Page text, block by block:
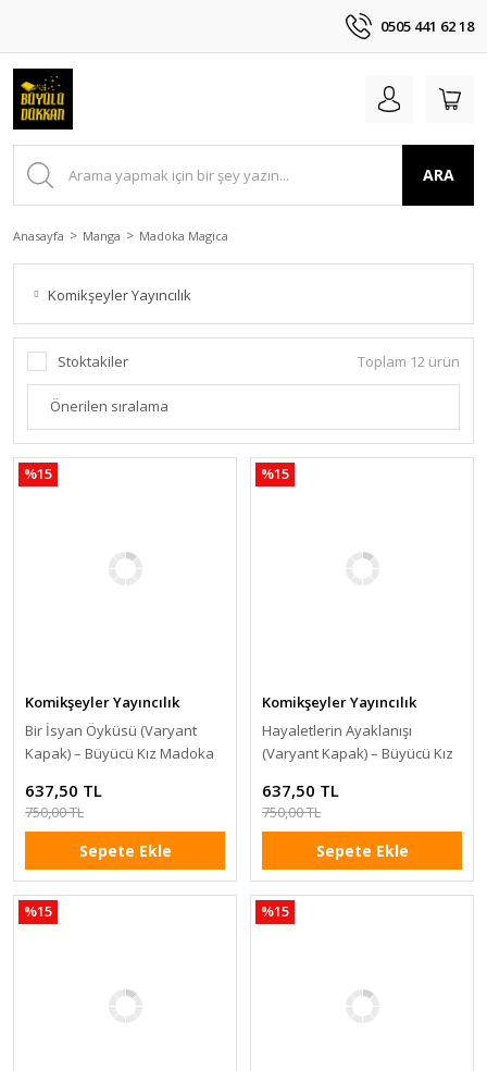
0505 441 62 18
ARA
Anasayfa Manga Madoka Magica
Komikşeyler Yayıncılık
Stoktakiler Toplam 12 ürün
%15
Komikşeyler Yayıncılık
Bir İsyan Öyküsü (Varyant
Kapak) – Büyücü Kız Madoka
637,50 TL
750,00 TL
Sepete Ekle
%15
Komikşeyler Yayıncılık
Hayaletlerin Ayaklanışı
(Varyant Kapak) – Büyücü Kız
637,50 TL
750,00 TL
Sepete Ekle
%15 %15